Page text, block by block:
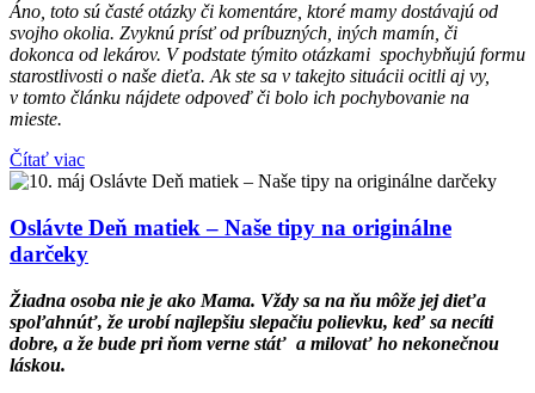
Áno, toto sú časté otázky či komentáre, ktoré mamy dostávajú od
svojho okolia. Zvyknú prísť od príbuzných, iných mamín, či
dokonca od lekárov. V podstate týmito otázkami spochybňujú formu
starostlivosti o naše dieťa. Ak ste sa v takejto situácii ocitli aj vy,
v tomto článku nájdete odpoveď či bolo ich pochybovanie na
mieste.
Čítať viac
Oslávte Deň matiek – Naše tipy na originálne
darčeky
Žiadna osoba nie je ako Mama. Vždy sa na ňu môže jej dieťa
spoľahnúť, že urobí najlepšiu slepačiu polievku, keď sa necíti
dobre, a že bude pri ňom verne stáť a milovať ho nekonečnou
láskou.